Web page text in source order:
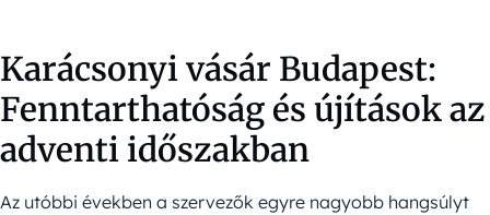
Karácsonyi vásár Budapest:
Fenntarthatóság és újítások az
adventi időszakban
Az utóbbi években a szervezők egyre nagyobb hangsúlyt